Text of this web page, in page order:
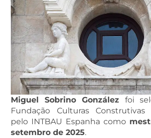
Miguel Sobrino González foi
Fundação Culturas Construtivas
pelo INTBAU Espanha como
setembro de 2025.